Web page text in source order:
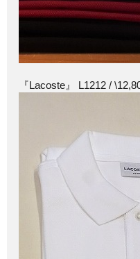
『Lacoste』 L1212 /